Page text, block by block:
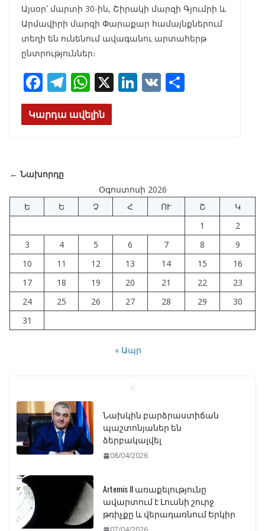
Այսօր՝ մարտի 30-ին, Շիրակի մարզի Գյումրի և
Արմավիրի մարզի Փարաքար համայնքներում
տեղի են ունենում ավագանու արտահերթ
ընտրություններ։
F
ac
e
o
k
T
el
e
W
h
at
p
X Li V
Կարդա ավելին
← Նախորդը
Օգոստոսի 2026
Ե
Ե Չ Հ ՈՒ Շ
Կ
1
2
3
4 5 6 7 8
9
10
11 12 13 14 15
16
17
18 19 20 21 22
23
24
25 26 27 28 29
30
31
« Ապր
Artemis II առաքելությունը
ավարտում է Լուսնի շուրջ
թռիչքը և վերադառնում Երկիր
07/04/2026
ԱԺ–ում առաջին ընթերցմամբ
ընդունվեց «Ընտրական
օրենսգրքի» փոփոխության
նախագիծը